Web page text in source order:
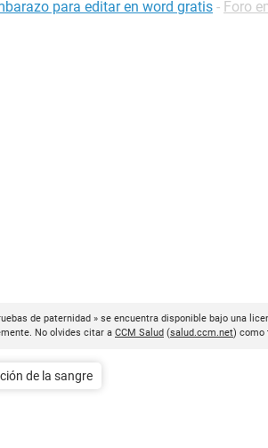
para editar en word gratis - Foro
de paternidad » se encuentra disponible bajo una
No olvides citar a CCM Salud (salud.ccm.net) como
de la sangre